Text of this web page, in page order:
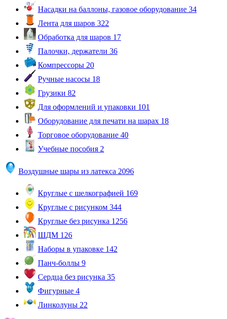
Насадки на баллоны, газовое оборудование 34
Лента для шаров 322
Обработка для шаров 17
Палочки, держатели 36
Компрессоры 20
Ручные насосы 18
Грузики 82
Для оформлений и упаковки 101
Оборудование для печати на шарах 18
Торговое оборудование 40
Учебные пособия 2
Воздушные шары из латекса 2096
Круглые с шелкографией 169
Круглые с рисунком 344
Круглые без рисунка 1256
ШДМ 126
Наборы в упаковке 142
Панч-боллы 9
Сердца без рисунка 35
Фигурные 4
Линколуны 22